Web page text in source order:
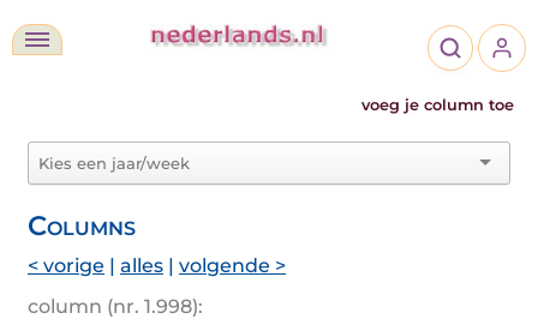
voeg je column toe
Columns
< vorige | alles | volgende >
column (nr. 1.998):